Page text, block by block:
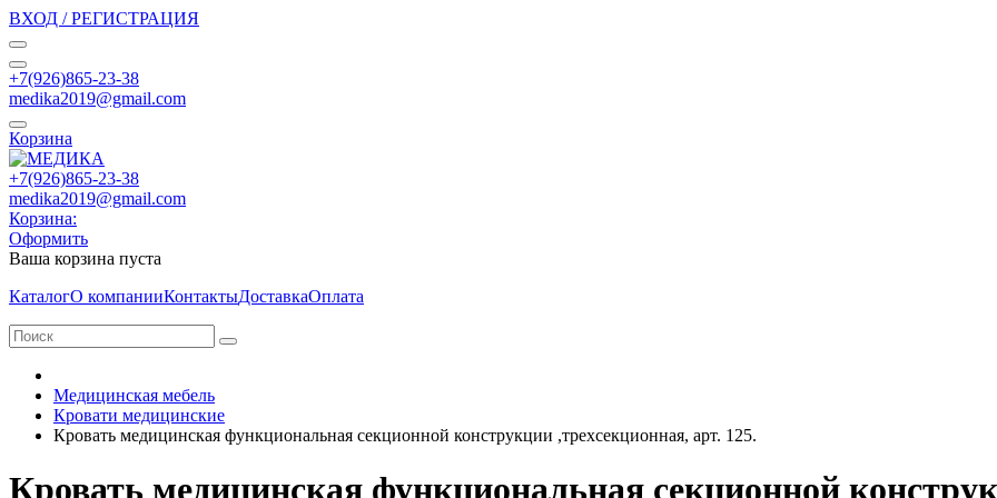
ВХОД / РЕГИСТРАЦИЯ
+7(926)865-23-38
medika2019@gmail.com
Корзина
+7(926)865-23-38
medika2019@gmail.com
Корзина:
Оформить
Ваша корзина пуста
КаталогО компанииКонтактыДоставкаОплата
Медицинская мебель
Кровати медицинские
Кровать медицинская функциональная секционной конструкции ,трехсекционная, арт. 125.
Кровать медицинская функциональная секционной